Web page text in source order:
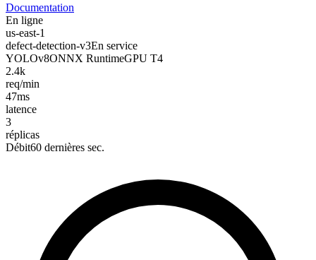
Documentation
En ligne
us-east-1
defect-detection-v3En service
YOLOv8ONNX RuntimeGPU T4
2.4k
req/min
47ms
latence
3
réplicas
Débit60 dernières sec.